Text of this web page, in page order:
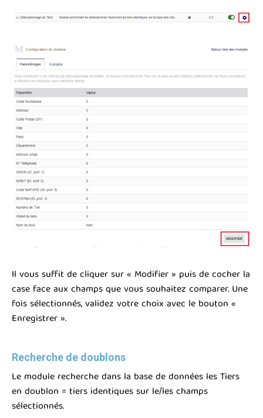
Il vous suffit de cliquer sur « Modifier » puis de cocher la
case face aux champs que vous souhaitez comparer. Une
fois sélectionnés, validez votre choix avec le bouton «
Enregistrer ».
Recherche de doublons
Le module recherche dans la base de données les Tiers
en doublon = tiers identiques sur le/les champs
sélectionnés.